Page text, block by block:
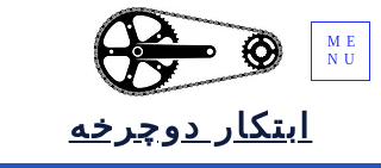
ابتکار دوچرخه
ME
NU